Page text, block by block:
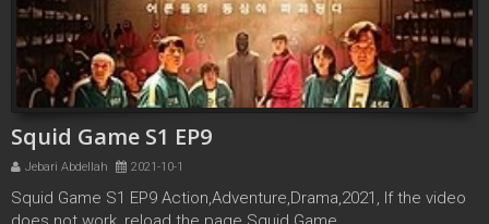
Squid Game S1 EP9
Jebari Abdellah 2021-10-1
Squid Game S1 EP9 Action,Adventure,Drama,2021, If the video